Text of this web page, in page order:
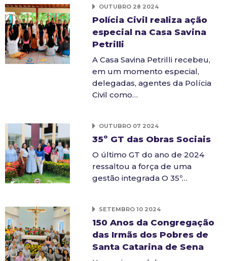
OUTUBRO 28 2024
Polícia Civil realiza ação
especial na Casa Savina
Petrilli
A Casa Savina Petrilli recebeu,
em um momento especial,
delegadas, agentes da Polícia
Civil como…
OUTUBRO 07 2024
35º GT das Obras Sociais
O último GT do ano de 2024
ressaltou a força de uma
gestão integrada O 35º…
SETEMBRO 10 2024
150 Anos da Congregação
das Irmãs dos Pobres de
Santa Catarina de Sena